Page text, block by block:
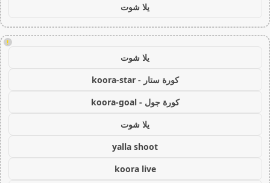
يلا شوت
!
يلا شوت
كورة ستار - koora-star
كورة جول - koora-goal
يلا شوت
yalla shoot
koora live